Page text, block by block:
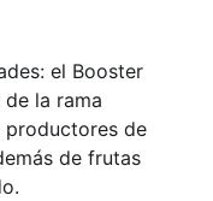
el Booster
la rama
productores de
de frutas